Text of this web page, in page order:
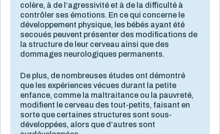
colère, à de l’agressivité et à de la difficulté à
contrôler ses émotions. En ce qui concerne le
développement physique, les bébés ayant été
secoués peuvent présenter des modifications de
la structure de leur cerveau ainsi que des
dommages neurologiques permanents.
De plus, de nombreuses études ont démontré
que les expériences vécues durant la petite
enfance, comme la maltraitance ou la pauvreté,
modifient le cerveau des tout-petits, faisant en
sorte que certaines structures sont sous-
développées, alors que d’autres sont